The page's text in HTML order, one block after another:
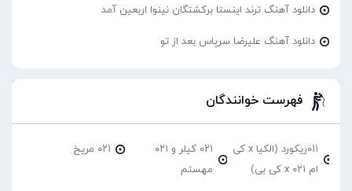
دانلود آهنگ ترند اینستا برکشتگان نینوا اربعین آمد
دانلود آهنگ علیرضا سرپاس بعد از تو
فهرست خوانندگان
۰۱۱ریکورد (الکیا x کی
ام ۰۲۱ x کی بی)
۰۲۱ کیلر و ۰۲۱
مهستم
۰۲۱ مریخ